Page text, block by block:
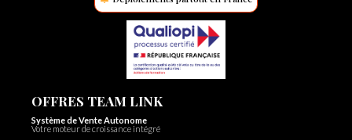
OFFRES TEAM LINK
Système de Vente Autonome
Votre moteur de croissance intégré